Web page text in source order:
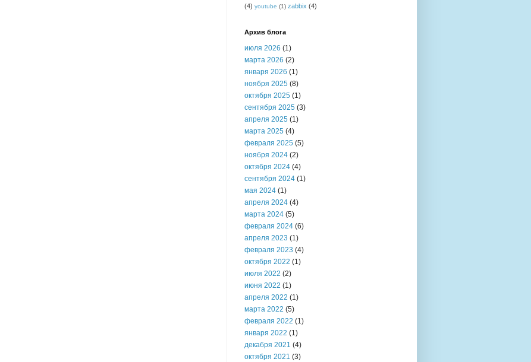
(4) youtube (1) zabbix (4)
Архив блога
июля 2026 (1)
марта 2026 (2)
января 2026 (1)
ноября 2025 (8)
октября 2025 (1)
сентября 2025 (3)
апреля 2025 (1)
марта 2025 (4)
февраля 2025 (5)
ноября 2024 (2)
октября 2024 (4)
сентября 2024 (1)
мая 2024 (1)
апреля 2024 (4)
марта 2024 (5)
февраля 2024 (6)
апреля 2023 (1)
февраля 2023 (4)
октября 2022 (1)
июля 2022 (2)
июня 2022 (1)
апреля 2022 (1)
марта 2022 (5)
февраля 2022 (1)
января 2022 (1)
декабря 2021 (4)
октября 2021 (3)